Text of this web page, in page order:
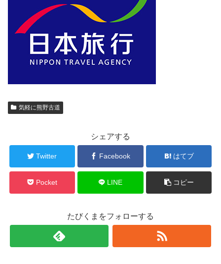
気軽に熊野古道
シェアする
Twitter Facebook はてブ
Pocket LINE コピー
たびくまをフォローする